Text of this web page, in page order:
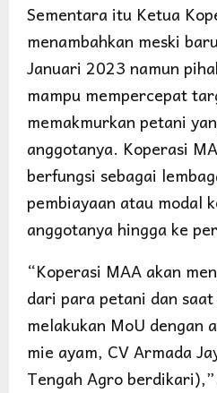
Sementara itu Ketua
menambahkan meski
Januari 2023 namun
mampu mempercepat
memakmurkan petani
anggotanya. Koperasi
berfungsi sebagai
pembiayaan atau modal
anggotanya hingga ke
“Koperasi MAA akan
dari para petani dan
melakukan MoU dengan
mie ayam, CV Armada
Tengah Agro